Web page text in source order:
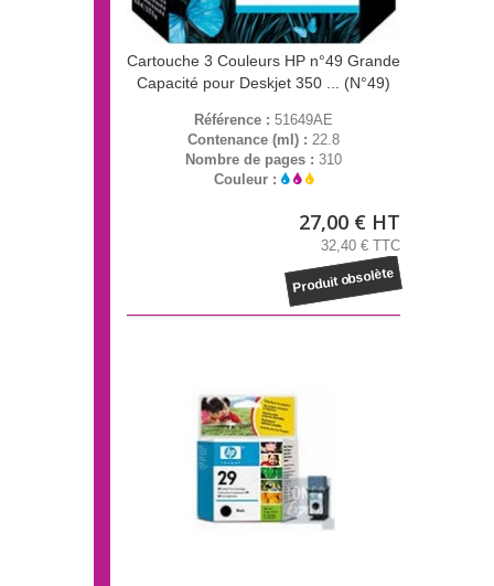
Cartouche 3 Couleurs HP n°49 Grande
Capacité pour Deskjet 350 ... (N°49)
Référence : 51649AE
Contenance (ml) : 22.8
Nombre de pages : 310
Couleur :
27,00 € HT
32,40 € TTC
Produit obsolète